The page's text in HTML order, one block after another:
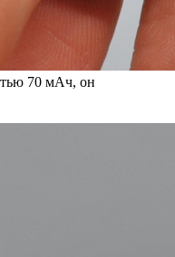
70 мАч, он